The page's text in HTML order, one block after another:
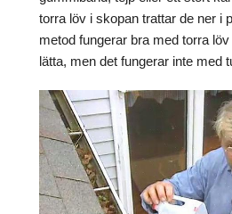
torra löv i skopan trattar de ner i
metod fungerar bra med torra
lätta, men det fungerar inte med